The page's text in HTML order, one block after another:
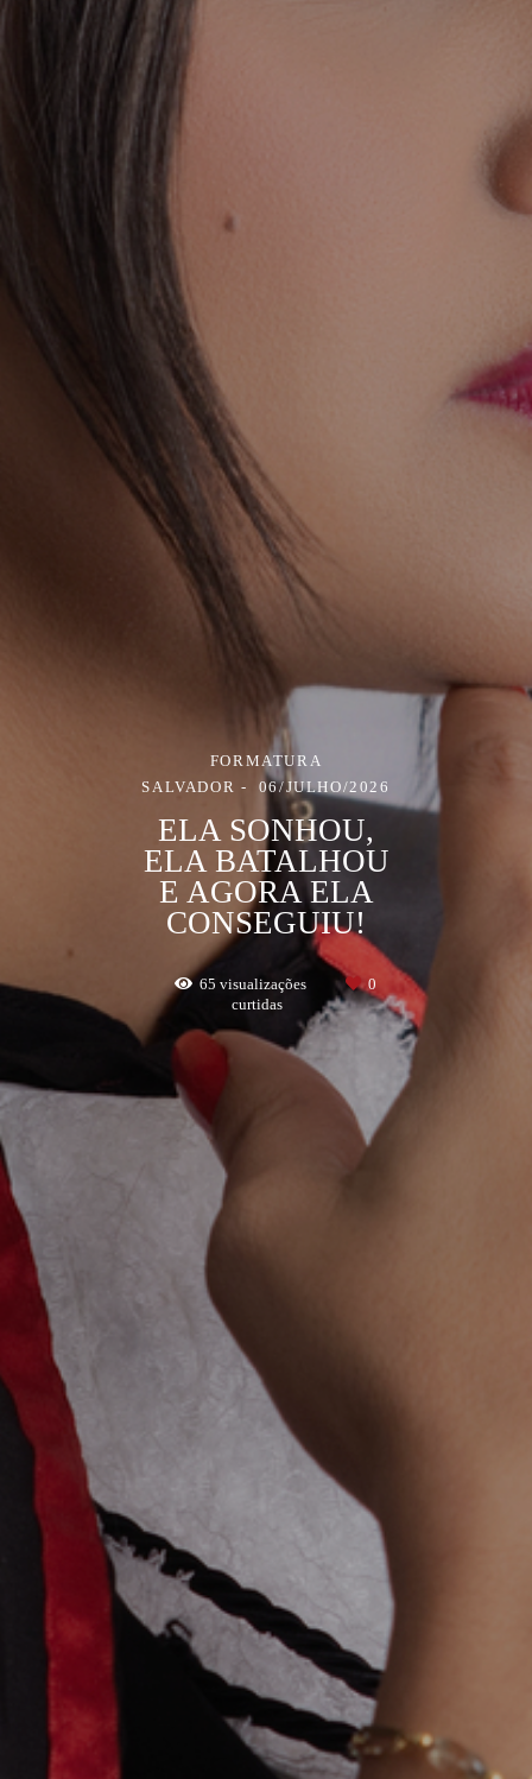
FORMATURA
SALVADOR
06/JULHO/2026
ELA SONHOU,
ELA BATALHOU
E AGORA ELA
CONSEGUIU!
65 visualizações
0
curtidas